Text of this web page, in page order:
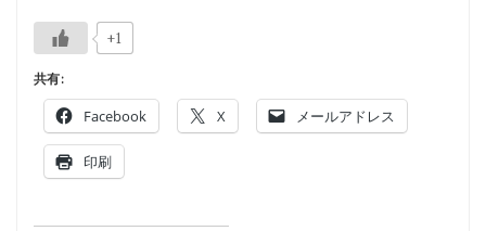
+1
共有:
Facebook X メールアドレス
印刷